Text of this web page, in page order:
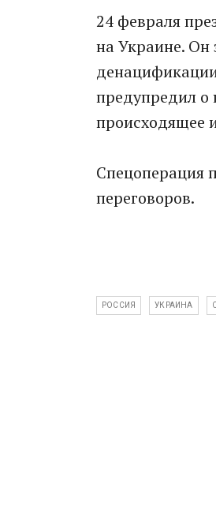
24 февраля
на Украине. Он
предупредил о
происходящее
Спецоперация
переговоров.
РОССИЯ УКРАИНА